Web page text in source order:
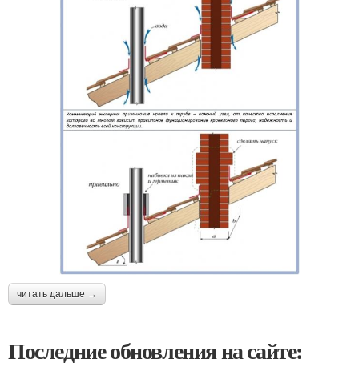
читать дальше →
Последние обновления на сайте: